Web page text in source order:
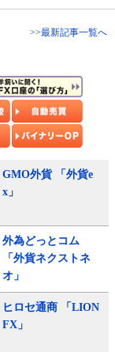
>>最新記事一覧へ
GMO外貨 「外貨e
x」
外為どっとコム
「外貨ネクストネ
オ」
ヒロセ通商 「LION
FX」